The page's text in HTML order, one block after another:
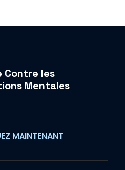
Contre les
Mentales
MAINTENANT